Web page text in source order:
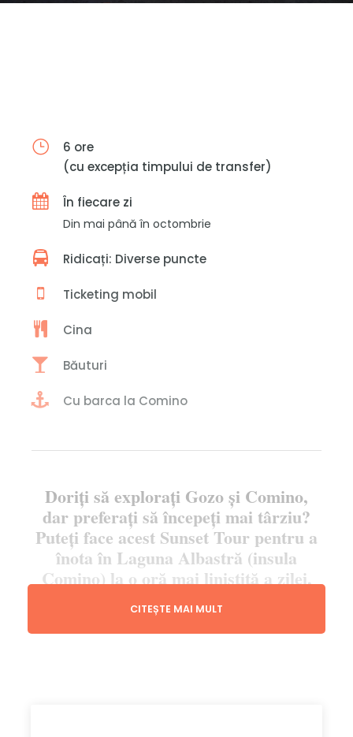
6 ore
(cu excepția timpului de transfer)
În fiecare zi
Din mai până în octombrie
Ridicați: Diverse puncte
Ticketing mobil
Cina
Băuturi
Cu barca la Comino
Doriți să explorați Gozo și Comino,
dar preferați să începeți mai târziu?
Puteți face acest Sunset Tour pentru a
înota în Laguna Albastră (insula
Comino) la o oră mai liniștită a zilei,
urmat de un tur de aventură în Gozo
cu Quad Bike, în timp ce soarele
apune!
CITEȘTE MAI MULT